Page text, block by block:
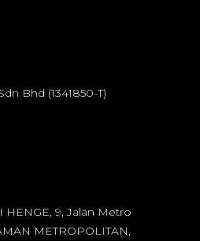
Bhd (1341850-T)
HENGE, 9, Jalan Metro
METROPOLITAN,